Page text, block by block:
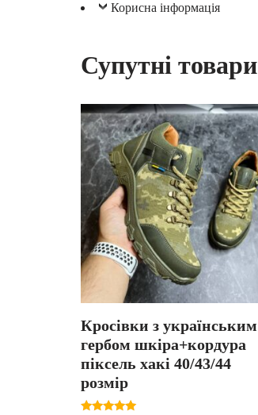
Корисна інформація
Супутні товари
Кросівки з українським
гербом шкіра+кордура
піксель хакі 40/43/44
розмір